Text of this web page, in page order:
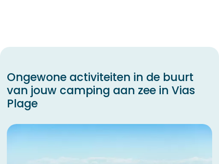
Ongewone activiteiten in de buurt
van jouw camping aan zee in Vias
Plage